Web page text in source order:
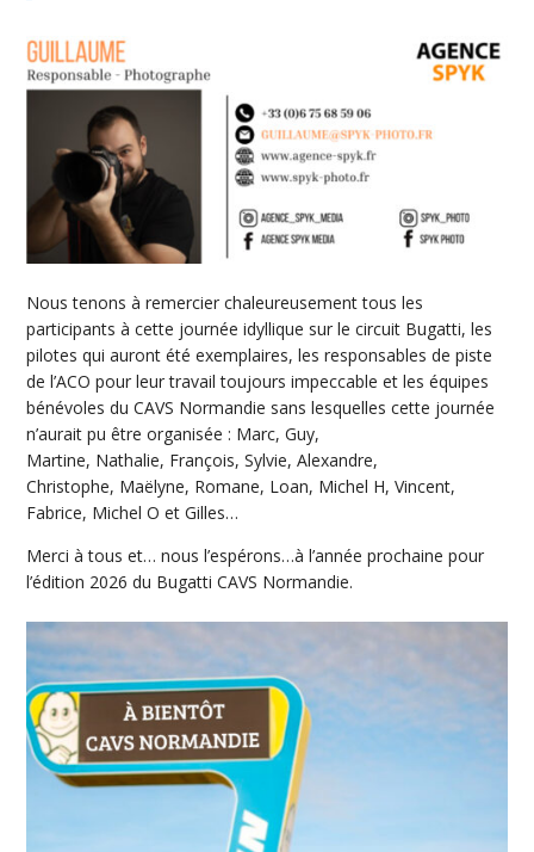
Nous tenons à remercier chaleureusement tous les
participants à cette journée idyllique sur le circuit Bugatti, les
pilotes qui auront été exemplaires, les responsables de piste
de l’ACO pour leur travail toujours impeccable et les équipes
bénévoles du CAVS Normandie sans lesquelles cette journée
n’aurait pu être organisée : Marc, Guy,
Martine, Nathalie, François, Sylvie, Alexandre,
Christophe, Maëlyne, Romane, Loan, Michel H, Vincent,
Fabrice, Michel O et Gilles…
Merci à tous et… nous l’espérons…à l’année prochaine pour
l’édition 2026 du Bugatti CAVS Normandie.